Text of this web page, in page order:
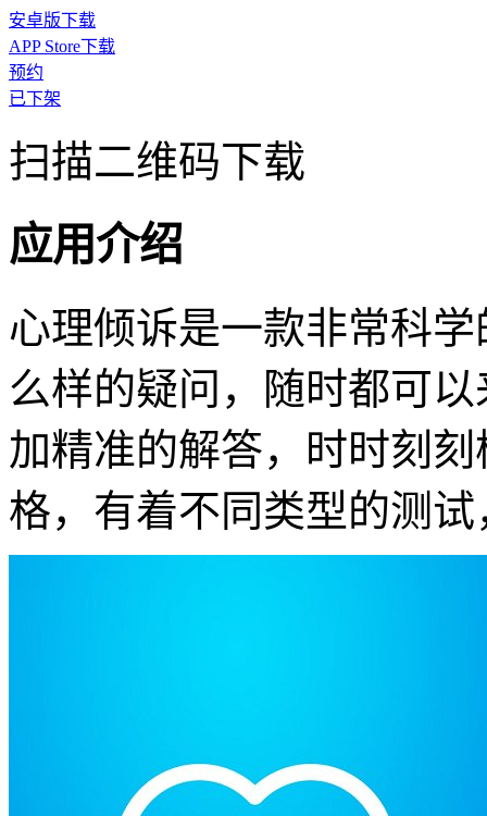
安卓版下载
APP Store下载
预约
已下架
扫描二维码下载
应用介绍
心理倾诉是一款非常科
么样的疑问，随时都可
加精准的解答，时时刻
格，有着不同类型的测